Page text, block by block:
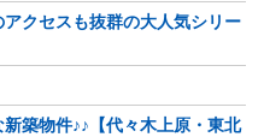
クセスも抜群の大人気シリー
築物件♪♪【代々木上原・東北